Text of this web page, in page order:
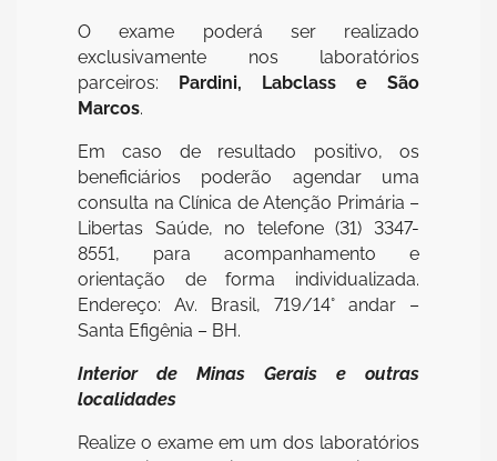
O exame poderá ser realizado
exclusivamente nos laboratórios
parceiros: Pardini, Labclass e São
Marcos.
Em caso de resultado positivo, os
beneficiários poderão agendar uma
consulta na Clínica de Atenção Primária –
Libertas Saúde, no telefone (31) 3347-
8551, para acompanhamento e
orientação de forma individualizada.
Endereço: Av. Brasil, 719/14° andar –
Santa Efigênia – BH.
Interior de Minas Gerais e outras
localidades
Realize o exame em um dos laboratórios